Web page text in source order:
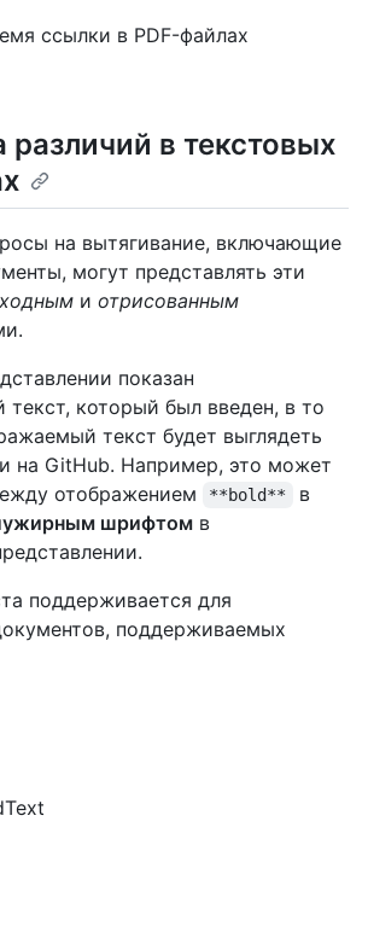
ссылки в PDF-файлах
различий в текстовых
на вытягивание, включающие
могут представлять эти
и отрисованным
показан
текст, который был введен, в то
текст будет выглядеть
на GitHub. Например, это может
отображением
**bold**
в
шрифтом в
поддерживается для
поддерживаемых